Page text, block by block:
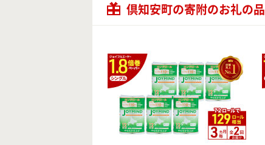
倶知安町の寄附のお礼の品